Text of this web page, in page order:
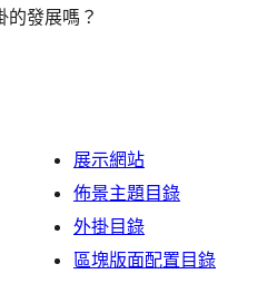
的發展嗎？
展示網站
佈景主題目錄
外掛目錄
區塊版面配置目錄